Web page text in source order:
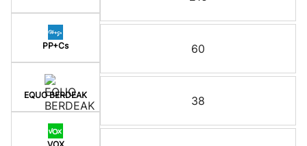
PP+Cs
EQUO BERDEAK
VOX
60
38